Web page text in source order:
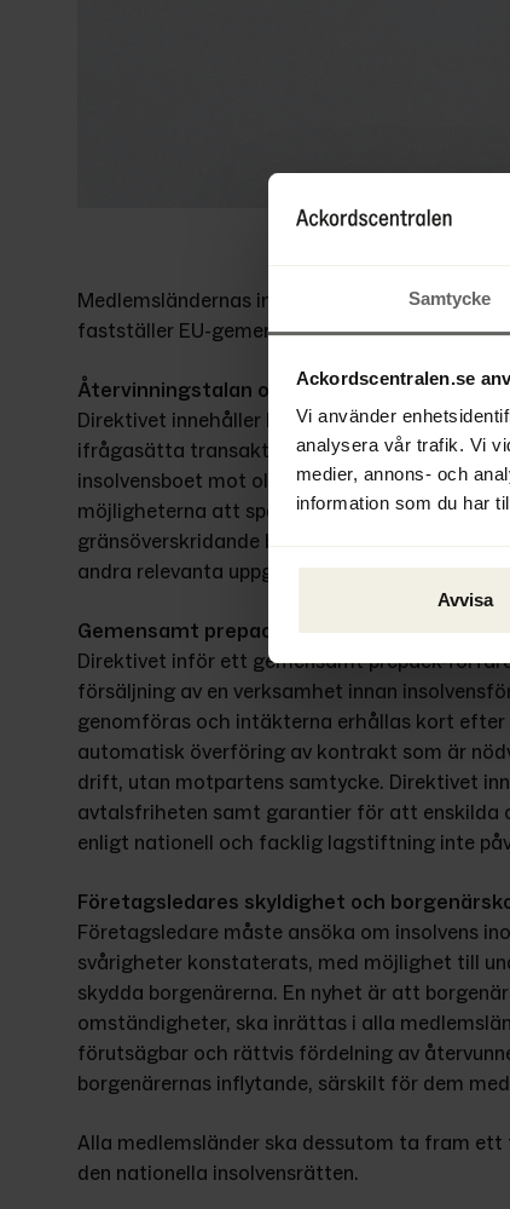
Samtycke
Ackordscentralen.se
Vi använder
analysera vår trafik. Vi
medier, annons- och
information som du har
Avvisa
Medlemsländernas insolvenslagstiftning
fastställer EU-gemensamma regler för
Återvinningstalan och spårning av tillgångar
Direktivet innehåller harmoniserade regler
ifrågasätta transaktioner som skett före ett
insolvensboet mot olagligt avlägsnande av
möjligheterna att spåra tillgångar. Förvaltare
gränsöverskridande bankkontoregister samt
andra relevanta uppgifter.
Gemensamt prepack-förfarande
Direktivet inför ett gemensamt prepack-
försäljning av en verksamhet innan
genomföras och intäkterna erhållas kort
automatisk överföring av kontrakt som är
drift, utan motpartens samtycke. Direktivet
avtalsfriheten samt garantier för att
enligt nationell och facklig lagstiftning inte
Företagsledares skyldighet och
Företagsledare måste ansöka om insolvens
svårigheter konstaterats, med möjlighet till
skydda borgenärerna. En nyhet är att
omständigheter, ska inrättas i alla
förutsägbar och rättvis fördelning av
borgenärernas inflytande, särskilt för dem
Alla medlemsländer ska dessutom ta fram
den nationella insolvensrätten.